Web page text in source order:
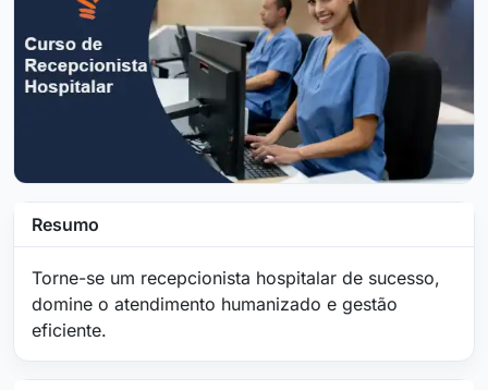
Resumo
Torne-se um recepcionista hospitalar de sucesso,
domine o atendimento humanizado e gestão
eficiente.